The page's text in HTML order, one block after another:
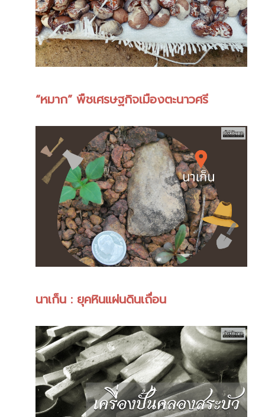
“หมาก” พืชเศรษฐกิจเมืองตะนาวศรี
นาเก็น : ยุคหินแผ่นดินเถื่อน